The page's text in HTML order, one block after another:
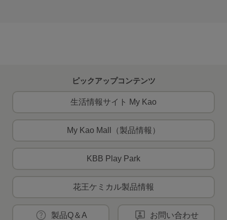
ピックアップコンテンツ
生活情報サイト My Kao
My Kao Mall（製品情報）
KBB Play Park
花王ケミカル製品情報
製品Q＆A お問い合わせ